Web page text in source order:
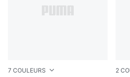
7 COULEURS 2